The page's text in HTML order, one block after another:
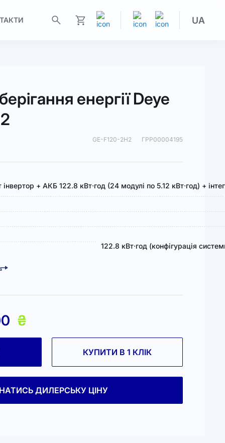
UA
енергії Deye
GE-F120-2H2 ГРР00004195
інвертор + АКБ 122.8 кВт⋅год (24 модулі по 5.12 кВт⋅год) +
122.8 кВт⋅год (конфігурація
₴
КУПИТИ В 1 КЛІК
ДИЛЕРСЬКУ ЦІНУ